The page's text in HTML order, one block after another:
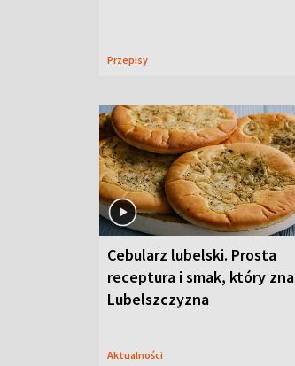
Przepisy
Cebularz lubelski. Prosta
receptura i smak, który zna
Lubelszczyzna
Aktualności